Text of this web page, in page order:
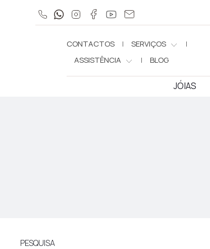
CONTACTOS
SERVIÇOS
ASSISTÊNCIA
BLOG
JÓIAS
PESQUISA